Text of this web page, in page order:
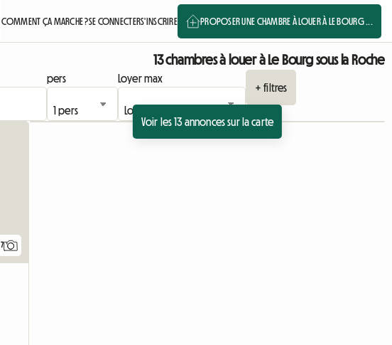
COMMENT ÇA MARCHE ?SE CONNECTERS'INSCRIRE PROPOSER UNE CHAMBRE À LOUER À LE BOURG ...
13 chambres à louer à Le Bourg sous la Roche
pers
Loyer max
+ filtres
Voir les 13 annonces sur la carte
7